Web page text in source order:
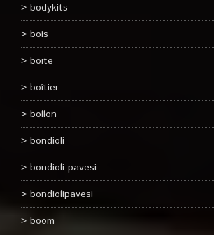
bodykits
bois
boite
boîtier
bollon
bondioli
bondioli-pavesi
bondiolipavesi
boom